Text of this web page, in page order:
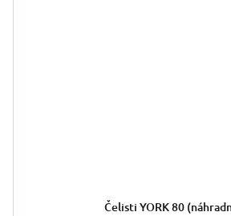
Čelisti YORK 80